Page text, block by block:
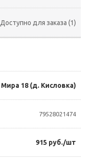
Доступно для заказа (1)
Мира 18 (д. Кисловка)
79528021474
915 руб./шт